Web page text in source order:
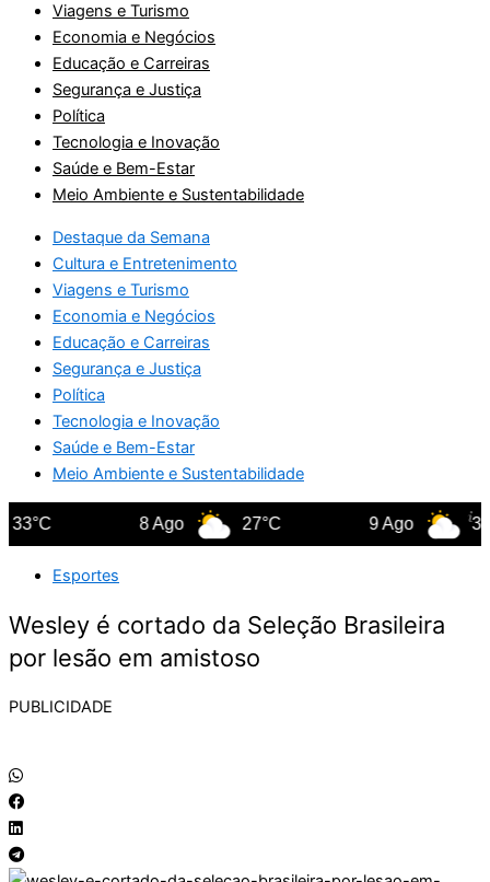
Viagens e Turismo
Economia e Negócios
Educação e Carreiras
Segurança e Justiça
Política
Tecnologia e Inovação
Saúde e Bem-Estar
Meio Ambiente e Sustentabilidade
Destaque da Semana
Cultura e Entretenimento
Viagens e Turismo
Economia e Negócios
Educação e Carreiras
Segurança e Justiça
Política
Tecnologia e Inovação
Saúde e Bem-Estar
Meio Ambiente e Sustentabilidade
8 Ago 27°C 9 Ago 35°C
Esportes
Wesley é cortado da Seleção Brasileira
por lesão em amistoso
PUBLICIDADE